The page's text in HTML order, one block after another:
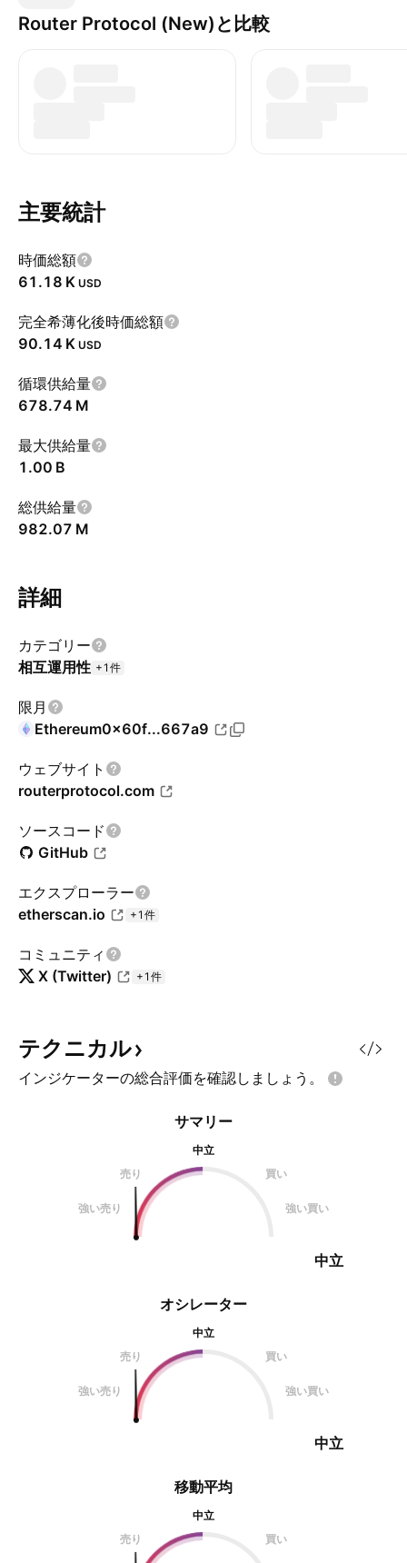
Router Protocol (New)と比較
主要統計
時価総額
‪61.18 K‬ USD
完全希薄化後時価総額
‪90.14 K‬ USD
循環供給量
‪678.74 M‬
最大供給量
‪1.00 B‬
総供給量
‪982.07 M‬
詳細
カテゴリー
相互運用性 +1件
限月
Ethereum0x60f...667a9
ウェブサイト
routerprotocol.com
ソースコード
GitHub
エクスプローラー
etherscan.io
+1件
コミュニティ
X (Twitter)
+1件
テクニカル
インジケーターの総合評価を確認しましょう。
オシレーター
中立
売り
買い
強い売り 強い買い
中立
サマリー
中立
売り
買い
強い売り 強い買い
中立
移動平均
中立
売り
買い